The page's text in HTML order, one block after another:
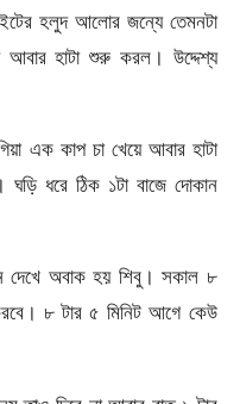
হলুদ আলোর জন্যে তেমনটা
আবার হাটা শুরু করল। উদ্দেশ্য
এক কাপ চা খেয়ে আবার হাটা
ধরে ঠিক ১টা বাজে দোকান
অবাক হয় শিবু। সকাল ৮
৮ টার ৫ মিনিট আগে কেউ